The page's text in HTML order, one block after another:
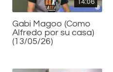
14:06
Gabi Magoo (Como
Alfredo por su casa)
(13/05/26)